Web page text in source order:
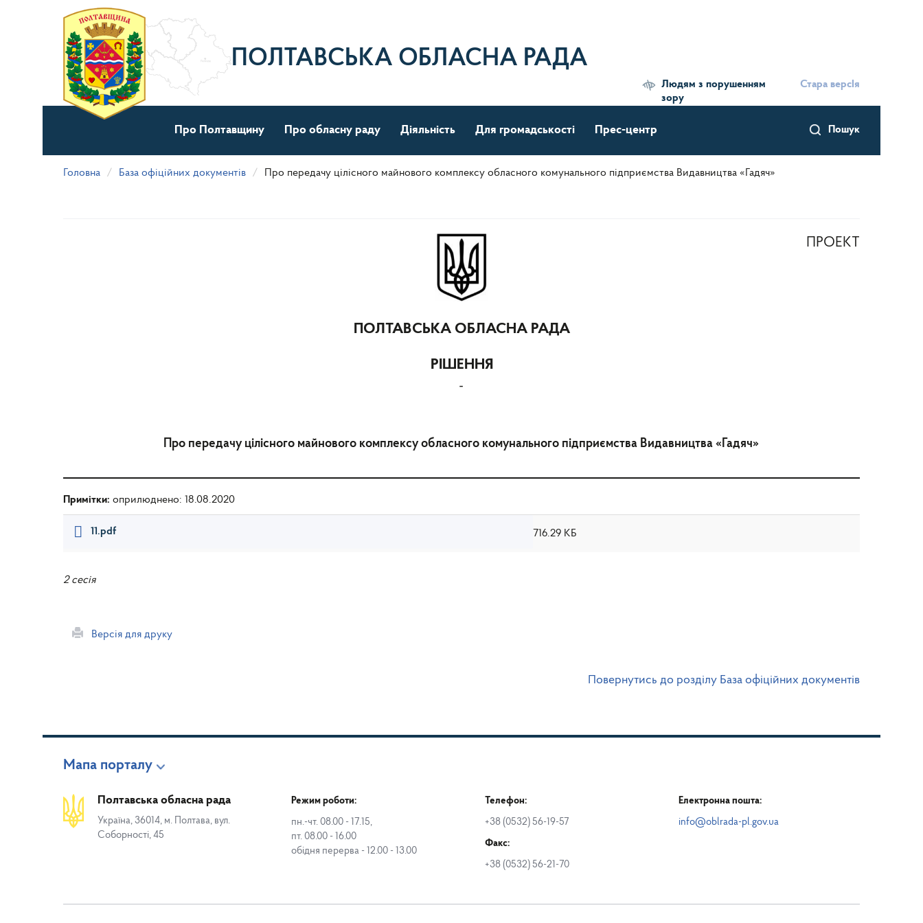
матеріалу
ПОЛТАВСЬКА ОБЛАСНА РАДА
Людям з порушенням
зору
Стара версІя
Пошук
Про Полтавщину Про обласну раду Діяльність Для громадськості Прес-центр
Головна База офіційних документів Про передачу цілісного майнового комплексу обласного комунального підприємства Видавництва «Гадяч»
ПРОЕКТ
ПОЛТАВСЬКА ОБЛАСНА РАДА
РІШЕННЯ
-
Про передачу цілісного майнового комплексу обласного комунального підприємства Видавництва «Гадяч»
Примітки: оприлюднено: 18.08.2020
11.pdf 716.29 КБ
2 сесія
Версія для друку
Повернутись до розділу База офіційних документів
Мапа порталу
Полтавська обласна рада
Україна, 36014, м. Полтава, вул.
Соборності, 45
Режим роботи:
пн.-чт. 08.00 - 17.15,
пт. 08.00 - 16.00
обідня перерва - 12.00 - 13.00
Телефон:
+38 (0532) 56-19-57
Факс:
+38 (0532) 56-21-70
Електронна пошта:
info@oblrada-pl.gov.ua